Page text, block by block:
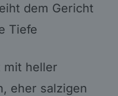
dem Gericht
Tiefe
mit heller
eher salzigen